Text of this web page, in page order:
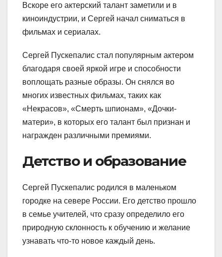
Вскоре его актерский талант заметили и в
киноиндустрии, и Сергей начал сниматься в
фильмах и сериалах.
Сергей Пускепалис стал популярным актером
благодаря своей яркой игре и способности
воплощать разные образы. Он снялся во
многих известных фильмах, таких как
«Некрасов», «Смерть шпионам», «Дочки-
матери», в которых его талант был признан и
награжден различными премиями.
Детство и образование
Сергей Пускепалис родился в маленьком
городке на севере России. Его детство прошло
в семье учителей, что сразу определило его
природную склонность к обучению и желание
узнавать что-то новое каждый день.